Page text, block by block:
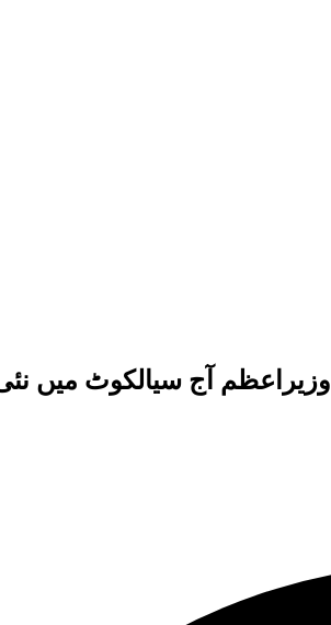
وزيراعظم آج سيالکوٹ میں نئی